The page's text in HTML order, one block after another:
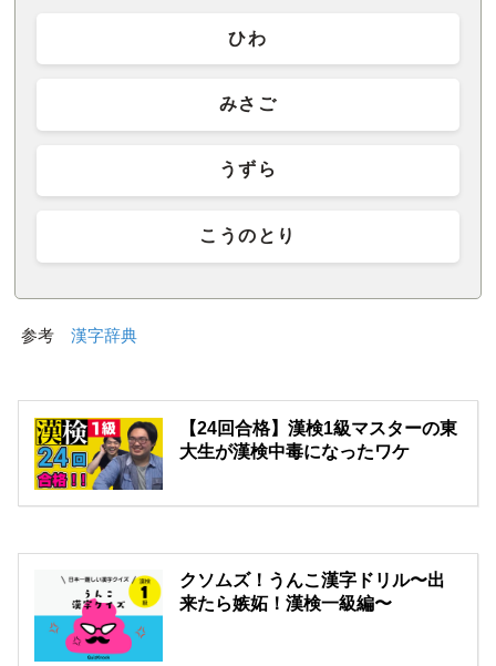
ひわ
みさご
うずら
こうのとり
参考 漢字辞典
【24回合格】漢検1級マスターの東
大生が漢検中毒になったワケ
クソムズ！うんこ漢字ドリル〜出
来たら嫉妬！漢検一級編〜